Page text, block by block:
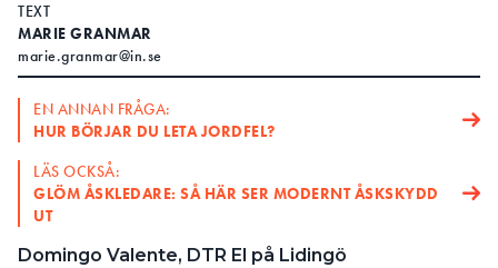
TEXT
MARIE GRANMAR
marie.granmar@in.se
EN ANNAN FRÅGA:
HUR BÖRJAR DU LETA JORDFEL?
LÄS OCKSÅ:
GLÖM ÅSKLEDARE: SÅ HÄR SER MODERNT ÅSKSKYDD
UT
Domingo Valente, DTR El på Lidingö